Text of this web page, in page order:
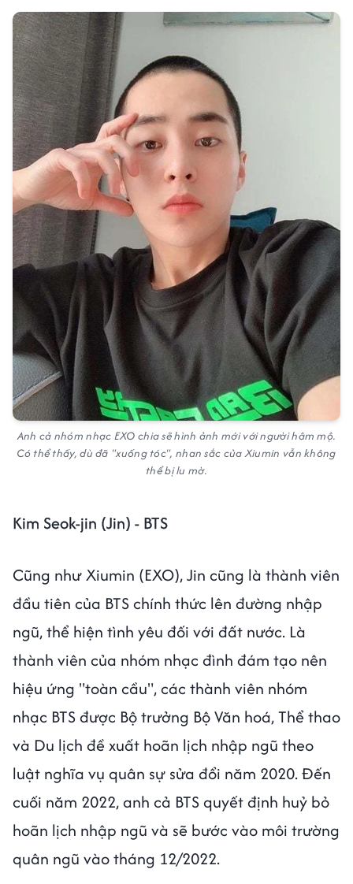
Anh cả nhóm nhạc EXO chia sẽ hình ảnh mới với người hâm mộ.
Có thể thấy, dù đã "xuống tóc", nhan sắc của Xiumin vẫn không
thể bị lu mờ.
Kim Seok-jin (Jin) - BTS
Cũng như Xiumin (EXO), Jin cũng là thành viên
đầu tiên của BTS chính thức lên đường nhập
ngũ, thể hiện tình yêu đối với đất nước. Là
thành viên của nhóm nhạc đình đám tạo nên
hiệu ứng "toàn cầu", các thành viên nhóm
nhạc BTS được Bộ trưởng Bộ Văn hoá, Thể thao
và Du lịch đề xuất hoãn lịch nhập ngũ theo
luật nghĩa vụ quân sự sửa đổi năm 2020. Đến
cuối năm 2022, anh cả BTS quyết định huỷ bỏ
hoãn lịch nhập ngũ và sẽ bước vào môi trường
quân ngũ vào tháng 12/2022.